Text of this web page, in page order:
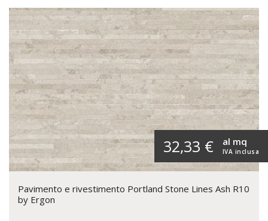
32,33 € IVA inclusa
al mq
Pavimento e rivestimento Portland Stone Lines Ash R10
by Ergon